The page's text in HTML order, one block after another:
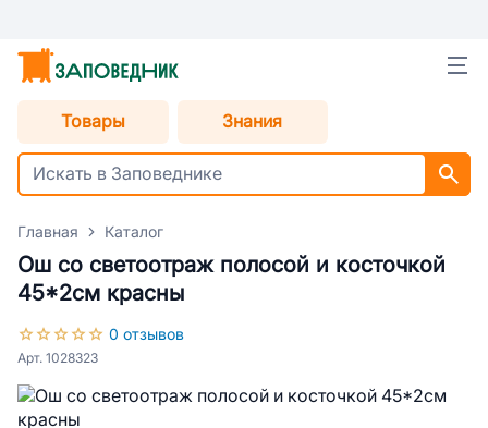
Товары Знания
Главная Каталог
Ош со светоотраж полосой и косточкой
45*2см красны
0 отзывов
Арт. 1028323